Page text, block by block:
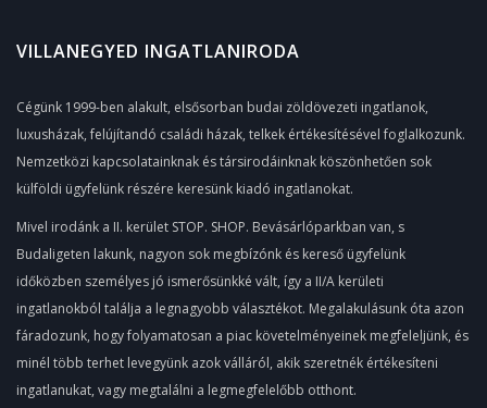
VILLANEGYED INGATLANIRODA
Cégünk 1999-ben alakult, elsősorban budai zöldövezeti ingatlanok,
luxusházak, felújítandó családi házak, telkek értékesítésével foglalkozunk.
Nemzetközi kapcsolatainknak és társirodáinknak köszönhetően sok
külföldi ügyfelünk részére keresünk kiadó ingatlanokat.
Mivel irodánk a II. kerület STOP. SHOP. Bevásárlóparkban van, s
Budaligeten lakunk, nagyon sok megbízónk és kereső ügyfelünk
időközben személyes jó ismerősünkké vált, így a II/A kerületi
ingatlanokból találja a legnagyobb választékot. Megalakulásunk óta azon
fáradozunk, hogy folyamatosan a piac követelményeinek megfeleljünk, és
minél több terhet levegyünk azok válláról, akik szeretnék értékesíteni
ingatlanukat, vagy megtalálni a legmegfelelőbb otthont.